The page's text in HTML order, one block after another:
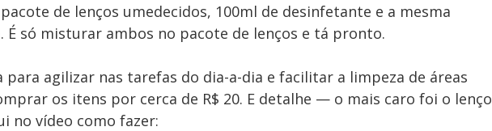
de lenços umedecidos, 100ml de desinfetante e a mesma
É só misturar ambos no pacote de lenços e tá pronto.
para agilizar nas tarefas do dia-a-dia e facilitar a limpeza de áreas
os itens por cerca de R$ 20. E detalhe — o mais caro foi o lenço
no vídeo como fazer: